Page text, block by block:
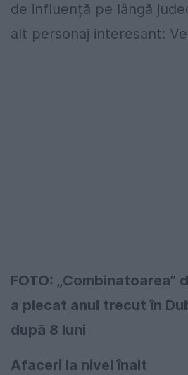
de influență pe lângă
alt personaj interesant:
FOTO: „Combinatoarea”
a plecat anul trecut în
după 8 luni
Afaceri la nivel înalt